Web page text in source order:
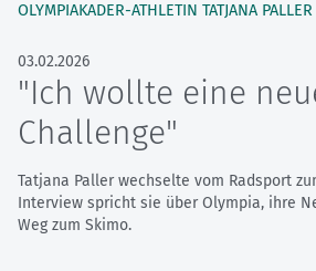
OLYMPIAKADER-ATHLETIN TATJANA
03.02.2026
"Ich wollte eine
Challenge"
Tatjana Paller wechselte vom Radsport
Interview spricht sie über Olympia, ihre
Weg zum Skimo.